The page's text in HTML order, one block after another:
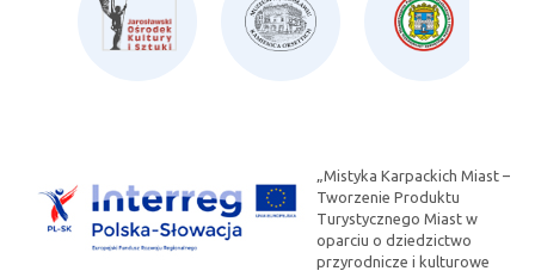
„Mistyka Karpackich Miast –
Tworzenie Produktu
Turystycznego Miast w
oparciu o dziedzictwo
przyrodnicze i kulturowe